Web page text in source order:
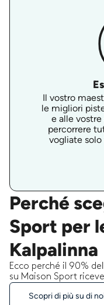
Il vostro
le migliori
e alle
percorrere
vogliate
Perché
Sport per
Kalpalinna
Ecco perché il 90%
su Maison Sport
Scopri di più su di